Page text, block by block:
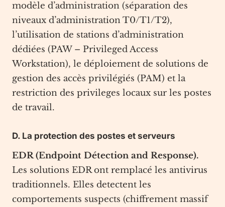
modèle d’administration (séparation des
niveaux d’administration T0/T1/T2),
l’utilisation de stations d’administration
dédiées (PAW – Privileged Access
Workstation), le déploiement de solutions de
gestion des accès privilégiés (PAM) et la
restriction des privileges locaux sur les postes
de travail.
D. La protection des postes et serveurs
EDR (Endpoint Détection and Response).
Les solutions EDR ont remplacé les antivirus
traditionnels. Elles detectent les
comportements suspects (chiffrement massif